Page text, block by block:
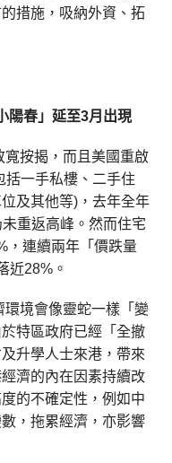
措施，吸納外資、拓
陽春」延至3月出現
按揭，而且美國重啟
括一手私樓、二手住
及其他等)，去年全年
重返高峰。然而住宅
，連續兩年「價跌量
近28%。
境會像靈蛇一樣「變
特區政府已經「全撤
升學人士來港，帶來
濟的內在因素持續改
的不確定性，例如中
，拖累經濟，亦影響